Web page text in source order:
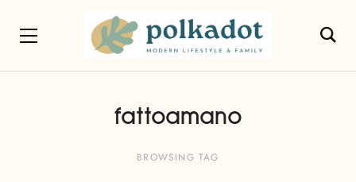
fattoamano
BROWSING TAG